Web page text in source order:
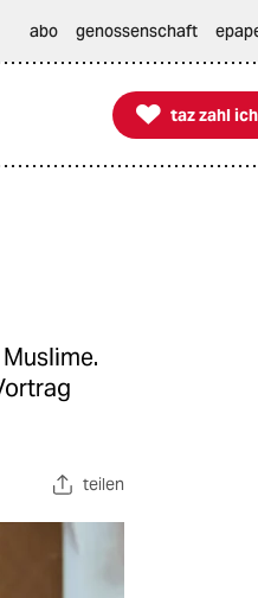
abo genossenschaft

taz zahl ich
taz zahl ich
teilen